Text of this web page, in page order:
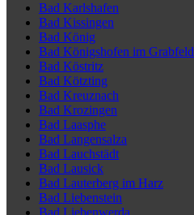
Bad Karlshafen
Bad Kissingen
Bad König
Bad Königshofen im Grabfeld
Bad Köstritz
Bad Kötzting
Bad Kreuznach
Bad Krozingen
Bad Laasphe
Bad Langensalza
Bad Lauchstädt
Bad Lausick
Bad Lauterberg im Harz
Bad Liebenstein